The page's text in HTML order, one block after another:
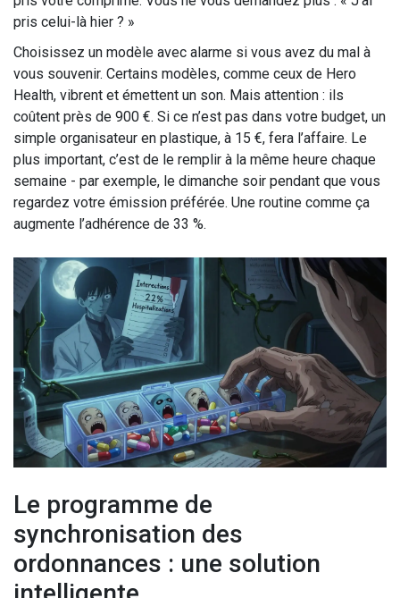
pris celui-là hier ? »
Choisissez un modèle avec alarme si vous avez du mal à
vous souvenir. Certains modèles, comme ceux de Hero
Health, vibrent et émettent un son. Mais attention : ils
coûtent près de 900 €. Si ce n’est pas dans votre budget, un
simple organisateur en plastique, à 15 €, fera l’affaire. Le
plus important, c’est de le remplir à la même heure chaque
semaine - par exemple, le dimanche soir pendant que vous
regardez votre émission préférée. Une routine comme ça
augmente l’adhérence de 33 %.
Le programme de
synchronisation des
ordonnances : une solution